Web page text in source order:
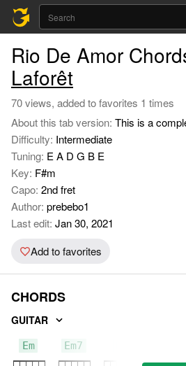
Rio De Amor
Laforêt
70 views, added to favorites 1 times
About this tab version: This is a
Difficulty: Intermediate
Tuning: E A D G B E
Key: F#m
Capo: 2nd fret
Author: prebebo1
Last edit: Jan 30, 2021
Add to favorites
CHORDS
GUITAR
Em Em7